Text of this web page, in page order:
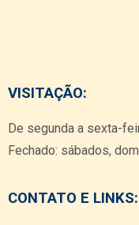
VISITAÇÃO:
De segunda a sexta-
Fechado: sábados,
CONTATO E LINKS: